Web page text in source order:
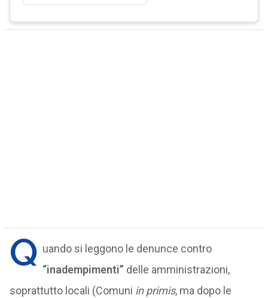
Q uando si leggono le denunce contro
“inadempimenti” delle amministrazioni,
soprattutto locali (Comuni in primis, ma dopo le